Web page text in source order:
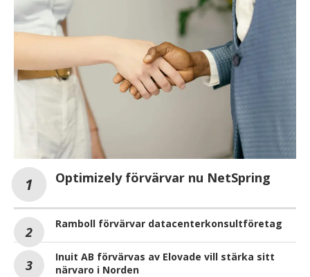
Optimizely förvärvar nu NetSpring
Ramboll förvärvar datacenterkonsultföretag
Inuit AB förvärvas av Elovade vill stärka sitt
närvaro i Norden